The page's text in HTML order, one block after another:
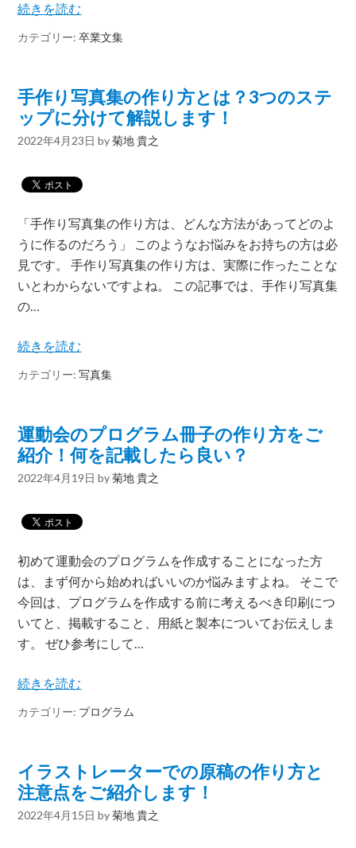
続きを読む
カテゴリー:卒業文集
手作り写真集の作り方とは？3つのステ
ップに分けて解説します！
2022年4月23日 by菊地 貴之
「​​手作り写真集の作り方は、どんな方法があってどのよ
うに作るのだろう」 このようなお悩みをお持ちの方は必
見です。 ​​手作り写真集の作り方は、実際に作ったことな
いとわからないですよね。 この記事では、​​手作り写真集
の…
続きを読む
カテゴリー:写真集
運動会のプログラム冊子の作り方をご
紹介！何を記載したら良い？
2022年4月19日 by菊地 貴之
初めて運動会のプログラムを作成することになった方
は、まず何から始めればいいのか悩みますよね。 そこで
今回は、プログラムを作成する前に考えるべき印刷につ
いてと、掲載すること、用紙と製本についてお伝えしま
す。 ぜひ参考にして…
続きを読む
カテゴリー: プログラム
イラストレーターでの原稿の作り方と
注意点をご紹介します！
2022年4月15日 by菊地 貴之